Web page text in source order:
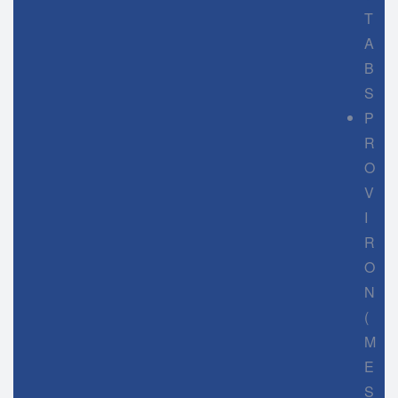
T
A
B
S
P
R
O
V
I
R
O
N
(
M
E
S